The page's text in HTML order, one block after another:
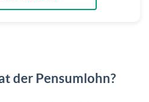
der Pensumlohn?